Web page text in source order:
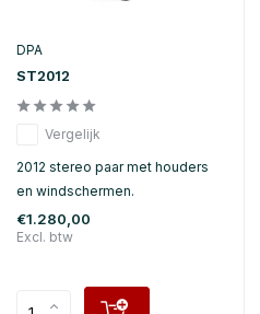
DPA
ST2012
Vergelijk
2012 stereo paar met houders
en windschermen.
€1.280,00
Excl. btw